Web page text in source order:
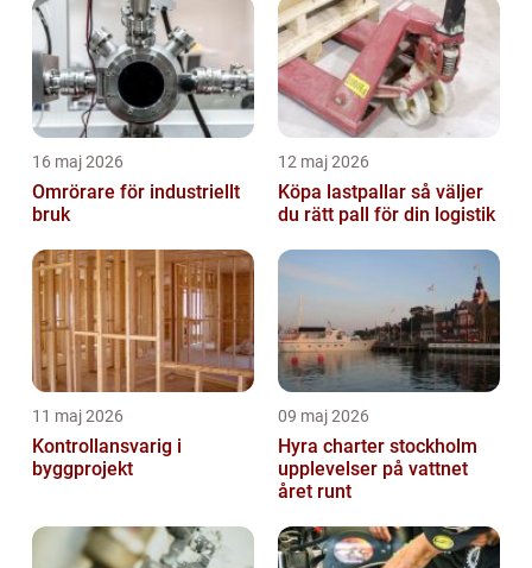
16 maj 2026
Omrörare för industriellt
bruk
12 maj 2026
Köpa lastpallar så väljer
du rätt pall för din logistik
11 maj 2026
Kontrollansvarig i
byggprojekt
09 maj 2026
Hyra charter stockholm
upplevelser på vattnet
året runt